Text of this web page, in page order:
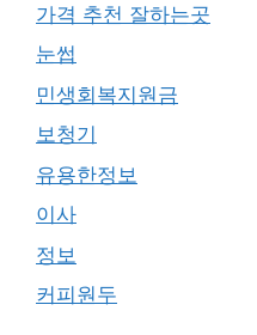
가격 추천 잘하는곳
눈썹
민생회복지원금
보청기
유용한정보
이사
정보
커피원두